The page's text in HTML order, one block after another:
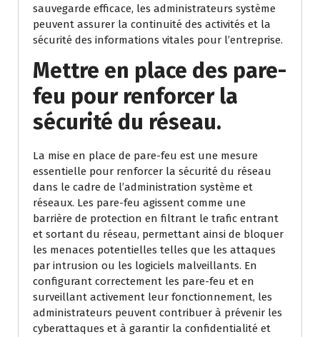
sauvegarde efficace, les administrateurs système
peuvent assurer la continuité des activités et la
sécurité des informations vitales pour l’entreprise.
Mettre en place des pare-
feu pour renforcer la
sécurité du réseau.
La mise en place de pare-feu est une mesure
essentielle pour renforcer la sécurité du réseau
dans le cadre de l’administration système et
réseaux. Les pare-feu agissent comme une
barrière de protection en filtrant le trafic entrant
et sortant du réseau, permettant ainsi de bloquer
les menaces potentielles telles que les attaques
par intrusion ou les logiciels malveillants. En
configurant correctement les pare-feu et en
surveillant activement leur fonctionnement, les
administrateurs peuvent contribuer à prévenir les
cyberattaques et à garantir la confidentialité et